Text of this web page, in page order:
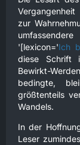
zur
'[lexicon='Ich
diese Schrift
Bewirkt-
bedingte,
größtenteils
Wandels.
In der
Leser